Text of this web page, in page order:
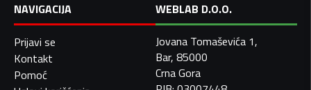
NAVIGACIJA
Prijavi se
Kontakt
Pomoć
WEBLAB D.O.O.
Jovana Tomaševića 1,
Bar, 85000
Crna Gora